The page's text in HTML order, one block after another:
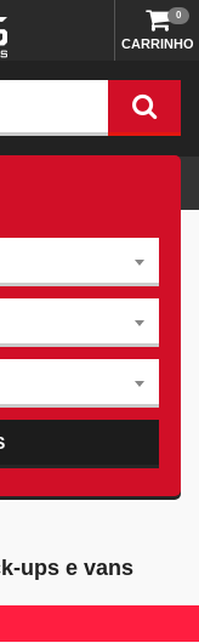
CARRINHO
0
ups e vans